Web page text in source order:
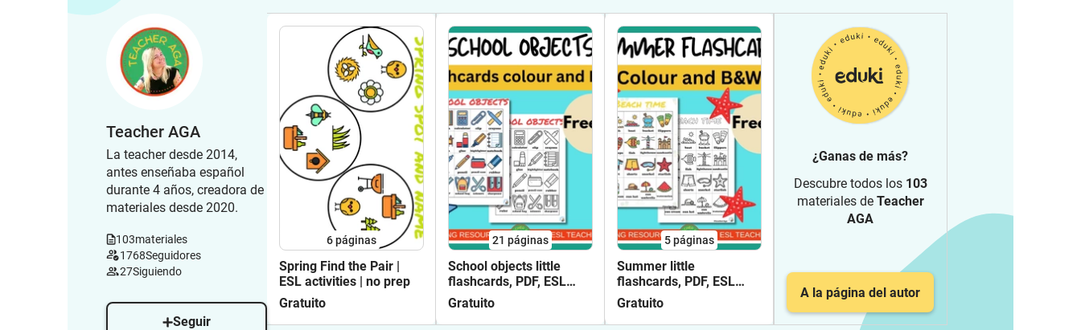
Teacher AGA
La teacher desde 2014,
antes enseñaba español
durante 4 años, creadora de
materiales desde 2020.
103materiales
1768Seguidores
27Siguiendo
Seguir
6páginas
Spring Find the Pair |
ESL activities | no prep
Gratuito
21 páginas
School objects little
flashcards, PDF, ESL
game ideas, free | Back
to school
Gratuito
5páginas
Summer little
flashcards, PDF, ESL
game ideas, free K-2
Gratuito
¿Ganas de más?
Descubre todos los 103
materiales de Teacher
AGA
A la página del autor